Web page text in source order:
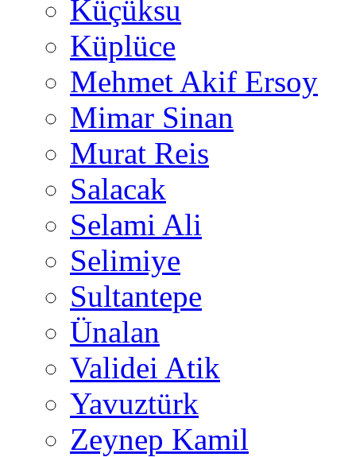
Küçüksu
Küplüce
Mehmet Akif Ersoy
Mimar Sinan
Murat Reis
Salacak
Selami Ali
Selimiye
Sultantepe
Ünalan
Validei Atik
Yavuztürk
Zeynep Kamil